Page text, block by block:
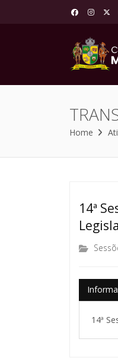
Home
14ª
14ª